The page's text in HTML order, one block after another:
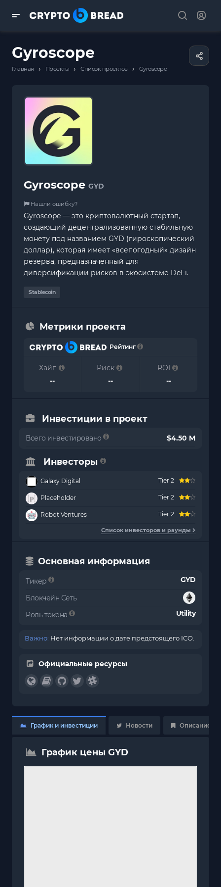
Gyroscope
Главная › Проекты › Список проектов › Gyroscope
Gyroscope GYD
Нашли ошибку?
Gyroscope — это криптовалютный стартап,
создающий децентрализованную стабильную
монету под названием GYD (гироскопический
доллар), которая имеет «всепогодный» дизайн
резерва, предназначенный для
диверсификации рисков в экосистеме DeFi.
Stablecoin
Метрики проекта
Рейтинг
Хайп
--
Риск
--
ROI
--
Инвестиции в проект
Всего инвестировано $4.50 M
Инвесторы
Galaxy Digital Tier 2
Placeholder Tier 2
Robot Ventures Tier 2
Список инвесторов и раунды
Основная информация
Тикер GYD
Блокчейн Сеть
Роль токена
Utility
Важно: Нет информации о дате предстоящего ICO.
Официальные ресурсы
График и инвестиции Новости Описание
График цены GYD